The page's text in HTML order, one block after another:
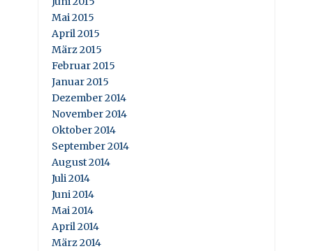
Mai 2015
April 2015
März 2015
Februar 2015
Januar 2015
Dezember 2014
November 2014
Oktober 2014
September 2014
August 2014
Juli 2014
Juni 2014
Mai 2014
April 2014
März 2014